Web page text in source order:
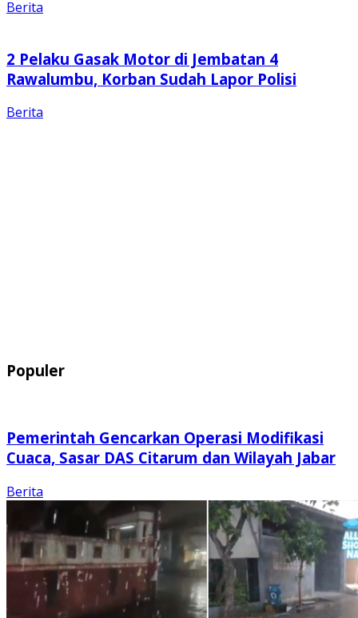
Berita
2 Pelaku Gasak Motor di Jembatan 4
Rawalumbu, Korban Sudah Lapor Polisi
Berita
Populer
Pemerintah Gencarkan Operasi Modifikasi
Cuaca, Sasar DAS Citarum dan Wilayah Jabar
Berita